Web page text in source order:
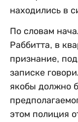
находились в
По словам
Раббитта, в
признание,
записке
якобы должно
этом полиция